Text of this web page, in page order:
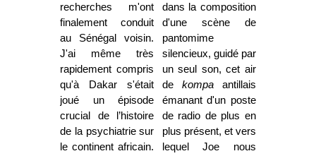
recherches m'ont
finalement conduit
au Sénégal voisin.
J'ai même très
rapidement compris
qu'à Dakar s'était
joué un épisode
crucial de l’histoire
de la psychiatrie sur
le continent africain.
dans la composition
d'une scène de
pantomime
silencieux, guidé par
un seul son, cet air
de kompaantillais
émanant d'un poste
de radio de plus en
plus présent, et vers
lequel Joe nous